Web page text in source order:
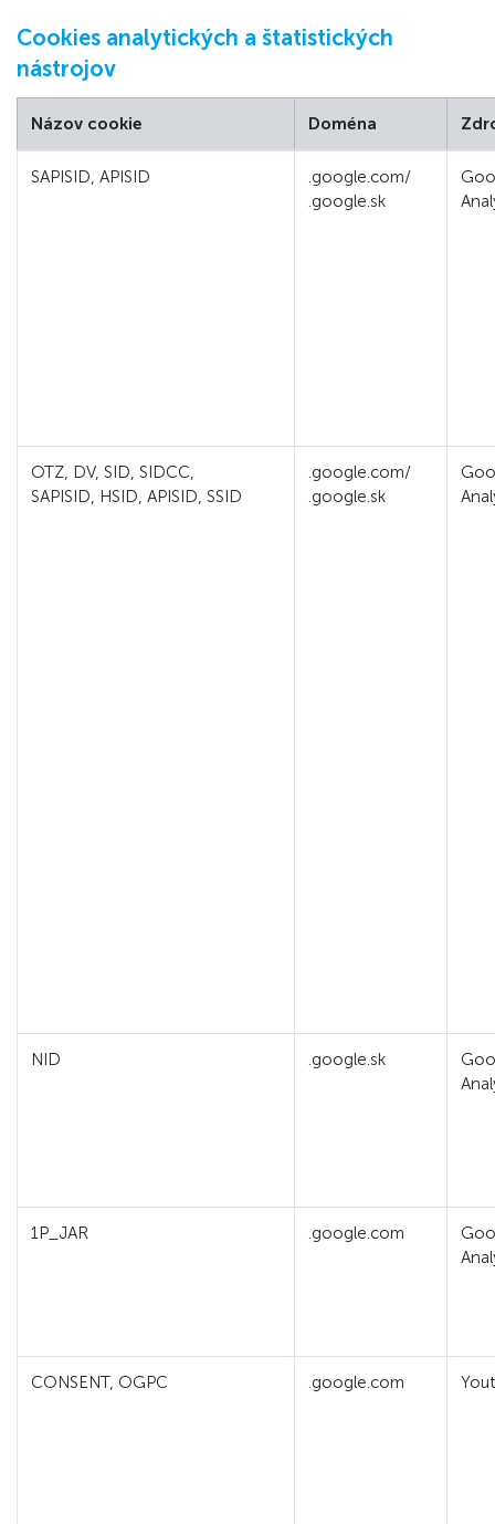
Cookies analytických a štatistických
nástrojov
Názov cookie Doména
SAPISID, APISID
.google.com/
.google.sk
OTZ, DV, SID, SIDCC,
SAPISID, HSID, APISID, SSID
.google.com/
.google.sk
NID .google.sk
1P_JAR .google.com
CONSENT, OGPC .google.com